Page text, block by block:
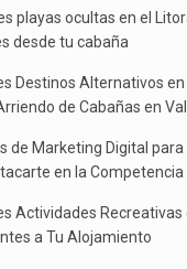
playas ocultas en el
desde tu cabaña
Destinos Alternativos
de Cabañas en
de Marketing Digital para
en la Competencia
Actividades
a Tu Alojamiento